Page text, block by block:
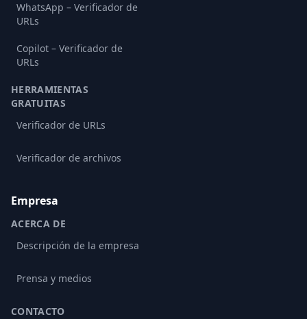
WhatsApp – Verificador de
URLs
Copilot – Verificador de
URLs
HERRAMIENTAS
GRATUITAS
Verificador de URLs
Verificador de archivos
Empresa
ACERCA DE
Descripción de la empresa
Prensa y medios
CONTACTO